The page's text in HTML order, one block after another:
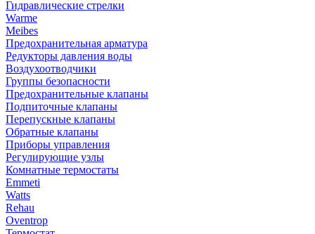
Гидравлические стрелки
Warme
Meibes
Предохранительная арматура
Редукторы давления воды
Воздухоотводчики
Группы безопасности
Предохранительные клапаны
Подпиточные клапаны
Перепускные клапаны
Обратные клапаны
Приборы управления
Регулирующие узлы
Комнатные термостаты
Emmeti
Watts
Rehau
Oventrop